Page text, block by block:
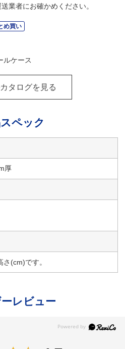
業者にお確かめください。
め買い
ルケース
タログを見る
ペック
厚
(cm)です。
レビュー